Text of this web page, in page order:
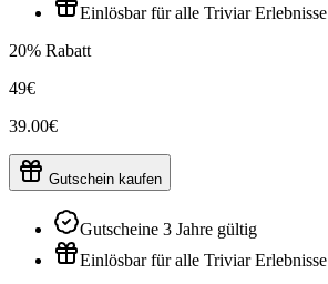
Einlösbar für alle Triviar Erlebnisse
20% Rabatt
49€
39.00€
Gutschein kaufen
Gutscheine 3 Jahre gültig
Einlösbar für alle Triviar Erlebnisse